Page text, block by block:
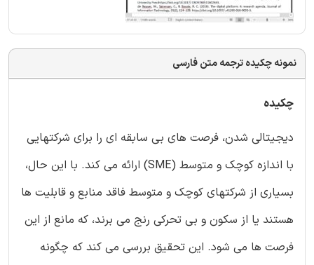
نمونه چکیده ترجمه متن فارسی
چکیده
دیجیتالی شدن، فرصت های بی سابقه ای را برای شرکتهایی
با اندازه کوچک و متوسط (SME) ارائه می کند. با این حال،
بسیاری از شرکتهای کوچک و متوسط فاقد منابع و قابلیت ها
هستند یا از سکون و بی تحرکی رنج می برند، که مانع از این
فرصت ها می شود. این تحقیق بررسی می کند که چگونه